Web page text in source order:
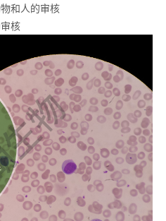
和人的审核
核